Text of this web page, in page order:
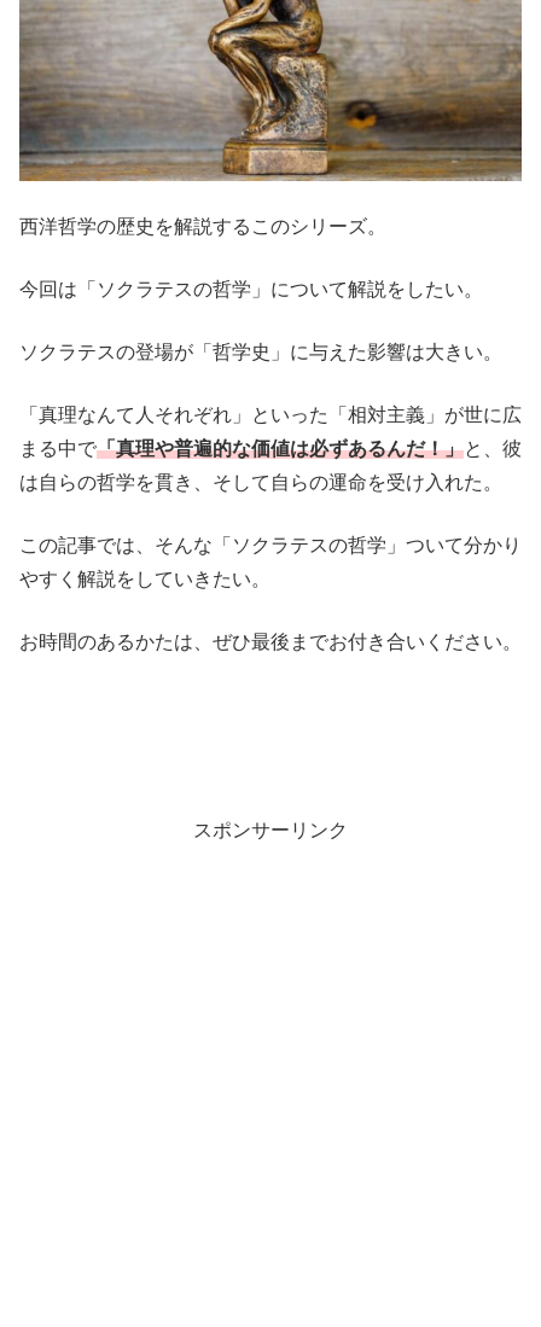
西洋哲学の歴史を解説するこのシリーズ。
今回は「ソクラテスの哲学」について解説をしたい。
ソクラテスの登場が「哲学史」に与えた影響は大きい。
「真理なんて人それぞれ」といった「相対主義」が世に広
まる中で「真理や普遍的な価値は必ずあるんだ！」と、彼
は自らの哲学を貫き、そして自らの運命を受け入れた。
この記事では、そんな「ソクラテスの哲学」ついて分かり
やすく解説をしていきたい。
お時間のあるかたは、ぜひ最後までお付き合いください。
スポンサーリンク